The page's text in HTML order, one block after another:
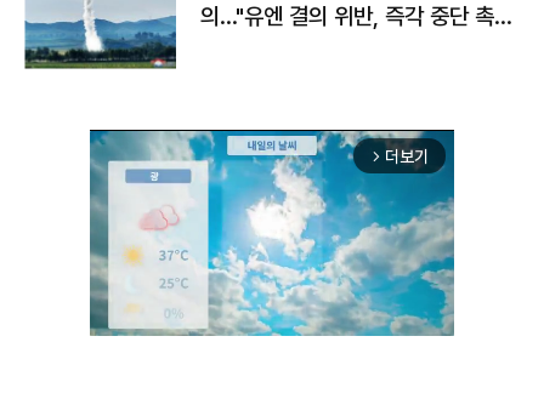
의…"유엔 결의 위반, 즉각 중단 촉
arrow_forward_ios 더보기